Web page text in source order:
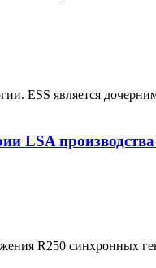
ESS является
LSA
R250 синхронных